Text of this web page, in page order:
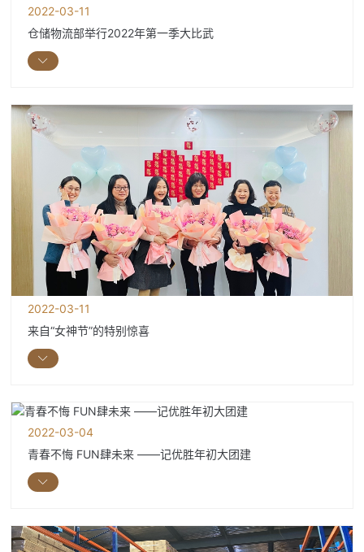
2022-03-11
仓储物流部举行2022年第一季大比武
2022-03-11
来自“女神节”的特别惊喜
2022-03-04
青春不悔 FUN肆未来 ——记优胜年初大团建